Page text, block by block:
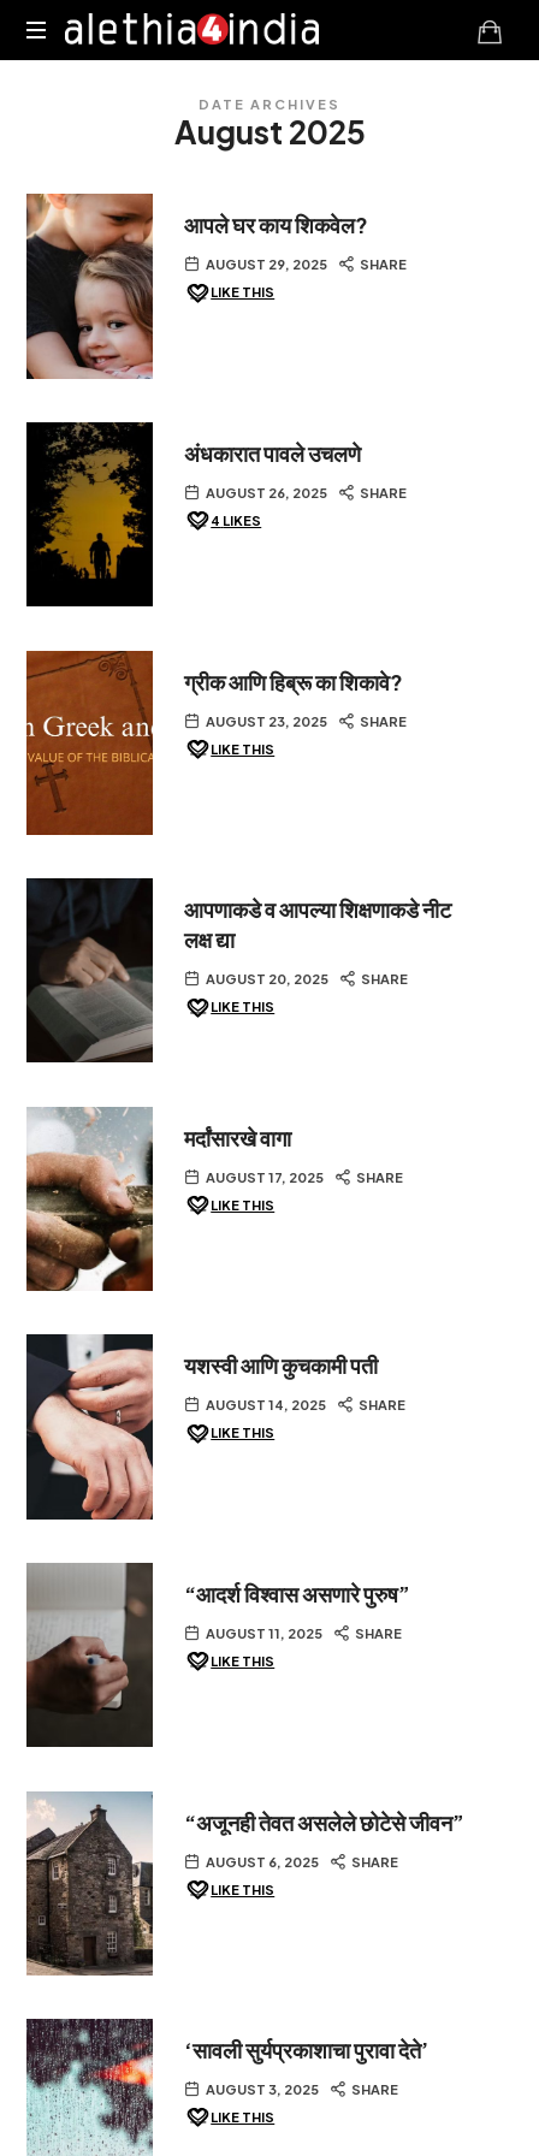
Alethia4India
DATE ARCHIVES
August 2025
आपले घर काय शिकवेल?
AUGUST 29, 2025
SHARE
LIKE THIS
अंधकारात पावले उचलणे
AUGUST 26, 2025
SHARE
4 LIKES
ग्रीक आणि हिब्रू का शिकावे?
AUGUST 23, 2025
SHARE
LIKE THIS
आपणाकडे व आपल्या शिक्षणाकडे नीट
लक्ष द्या
AUGUST 20, 2025
SHARE
LIKE THIS
मर्दांसारखे वागा
AUGUST 17, 2025
SHARE
LIKE THIS
यशस्वी आणि कुचकामी पती
AUGUST 14, 2025
SHARE
LIKE THIS
“आदर्श विश्वास असणारे पुरुष”
AUGUST 11, 2025
SHARE
LIKE THIS
“अजूनही तेवत असलेले छोटेसे जीवन”
AUGUST 6, 2025
SHARE
LIKE THIS
‘सावली सुर्यप्रकाशाचा पुरावा देते’
AUGUST 3, 2025
SHARE
LIKE THIS